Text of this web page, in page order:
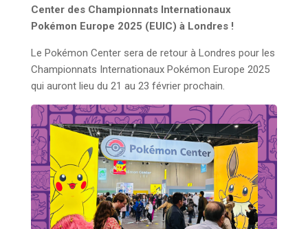
Center des Championnats Internationaux
Pokémon Europe 2025 (EUIC) à Londres !
Le Pokémon Center sera de retour à Londres pour les
Championnats Internationaux Pokémon Europe 2025
qui auront lieu du 21 au 23 février prochain.